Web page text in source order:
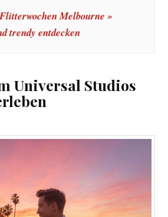
Flitterwochen Melbourne »
trendy entdecken
Universal Studios